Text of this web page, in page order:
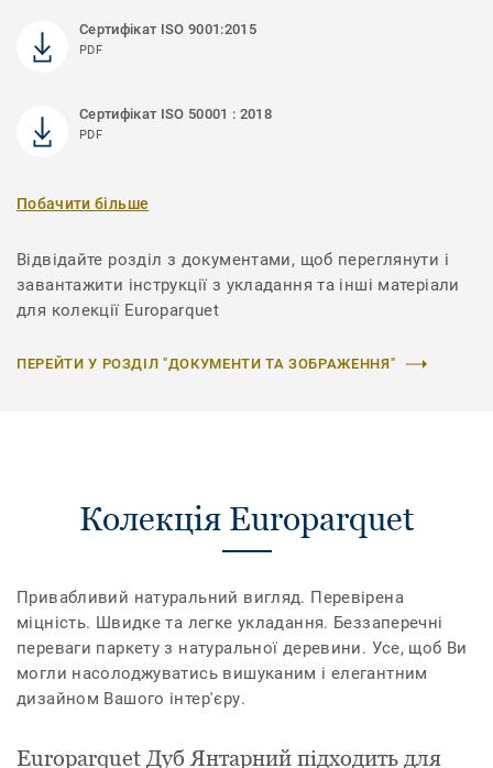
Сертифікат ISO 9001:2015
PDF
Сертифікат ISO 50001 : 2018
PDF
Побачити більше
Відвідайте розділ з документами, щоб переглянути і
завантажити інструкції з укладання та інші матеріали
для колекції Europarquet
ПЕРЕЙТИ У РОЗДІЛ "ДОКУМЕНТИ ТА ЗОБРАЖЕННЯ"
Колекція Europarquet
Привабливий натуральний вигляд. Перевірена
міцність. Швидке та легке укладання. Беззаперечні
переваги паркету з натуральної деревини. Усе, щоб Ви
могли насолоджуватись вишуканим і елегантним
дизайном Вашого інтер'єру.
Europarquet Дуб Янтарний підходить для